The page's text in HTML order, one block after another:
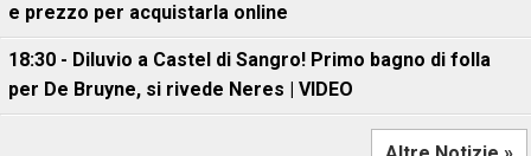
e prezzo per acquistarla online
18:30 - Diluvio a Castel di Sangro! Primo bagno di folla
per De Bruyne, si rivede Neres | VIDEO